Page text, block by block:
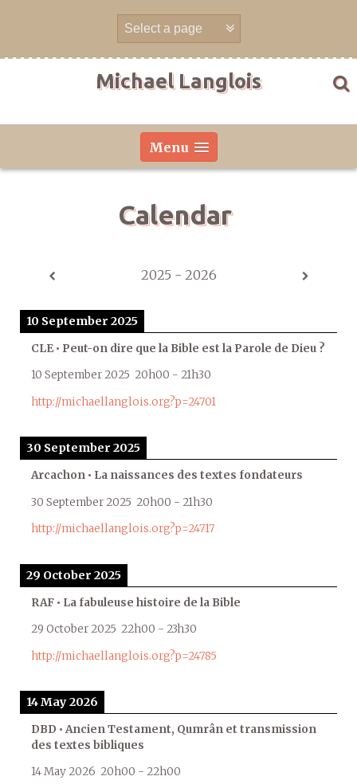
Michael Langlois
Menu
Calendar
2025 - 2026
10 September 2025
CLE • Peut-on dire que la Bible est la Parole de Dieu ?
10 September 2025 20h00 - 21h30
http://michaellanglois.org?p=24701
30 September 2025
Arcachon • La naissances des textes fondateurs
30 September 2025 20h00 - 21h30
http://michaellanglois.org?p=24717
29 October 2025
RAF • La fabuleuse histoire de la Bible
29 October 2025 22h00 - 23h30
http://michaellanglois.org?p=24785
14 May 2026
DBD • Ancien Testament, Qumrân et transmission
des textes bibliques
14 May 2026 20h00 - 22h00